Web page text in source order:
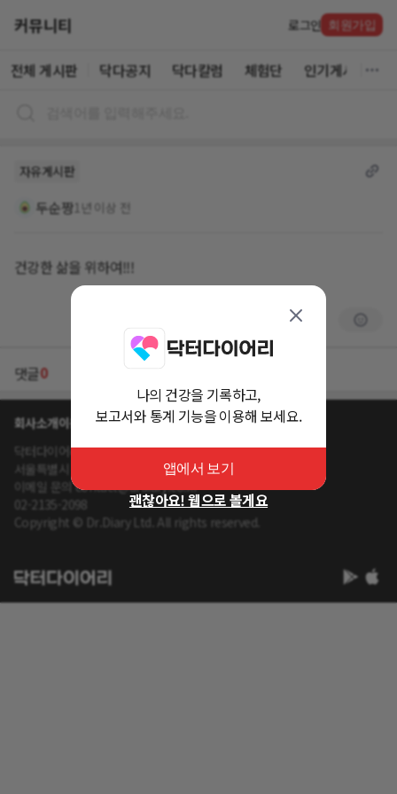
커뮤니티 로그인 회원가입
전체 게시판 닥다공지 닥다칼럼 체험단 인기게시글
자유게시판
두순짱1년 이상 전
건강한 삶을 위하여!!!
댓글0
회사소개이용약관개인정보 처리방침
닥터다이어리 대표 : 송제윤
서울특별시 강남구 테헤란로 416 연봉빌딩 8층
이메일 문의 contact@drdiary.co.kr
02-2135-2098
Copyright © Dr.Diary Ltd. All rights reserved.
나의 건강을 기록하고,
보고서와 통계 기능을 이용해 보세요.
앱에서 보기
괜찮아요! 웹으로 볼게요